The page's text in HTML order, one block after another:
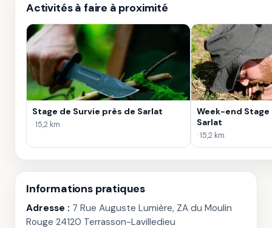
Activités à faire à proximité
Stage de Survie près de Sarlat
· 15,2 km
Week-end
Sarlat
· 15,2 km
Informations pratiques
Adresse : 7 Rue Auguste Lumière, ZA du Moulin
Rouge 24120 Terrasson-Lavilledieu